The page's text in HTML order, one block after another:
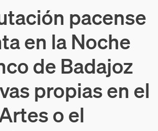
pacense
en la Noche
de Badajoz
propias en el
o el